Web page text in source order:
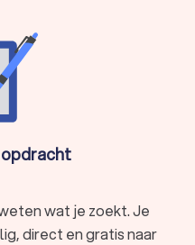
wat je zoekt. Je
direct en gratis naar